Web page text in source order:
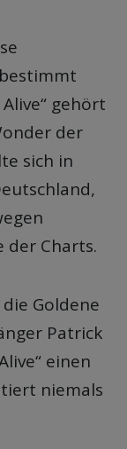
gehört
der
sich in
der Charts.
Goldene
Patrick
einen
niemals